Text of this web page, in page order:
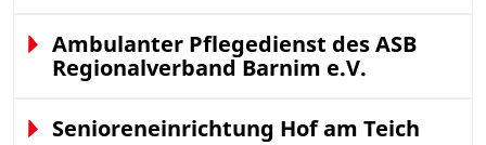
Ambulanter Pflegedienst des ASB
Regionalverband Barnim e.V.
Senioreneinrichtung Hof am Teich